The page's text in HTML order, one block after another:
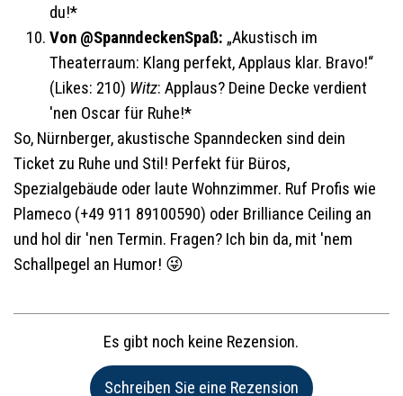
du!*
Von @SpanndeckenSpaß: „Akustisch im
Theaterraum: Klang perfekt, Applaus klar. Bravo!“
(Likes: 210) Witz: Applaus? Deine Decke verdient
'nen Oscar für Ruhe!*
So, Nürnberger, akustische Spanndecken sind dein
Ticket zu Ruhe und Stil! Perfekt für Büros,
Spezialgebäude oder laute Wohnzimmer. Ruf Profis wie
Plameco (+49 911 89100590) oder Brilliance Ceiling an
und hol dir 'nen Termin. Fragen? Ich bin da, mit 'nem
Schallpegel an Humor! 😜
Es gibt noch keine Rezension.